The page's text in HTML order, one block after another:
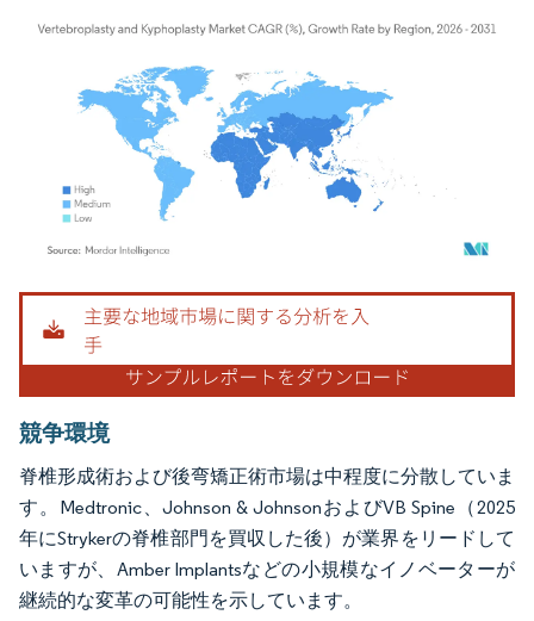
画像 © Mordor Intelligence。再利用にはCC BY 4.0の表示が必要です。
競争環境
脊椎形成術および後弯矯正術市場は中程度に分散していま
す。Medtronic、Johnson & JohnsonおよびVB Spine（2025
年にStrykerの脊椎部門を買収した後）が業界をリードして
いますが、Amber Implantsなどの小規模なイノベーターが
継続的な変革の可能性を示しています。